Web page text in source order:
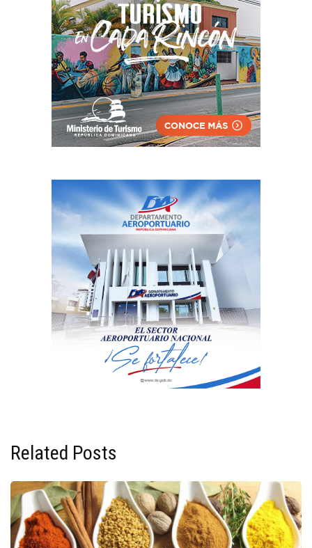
Related Posts